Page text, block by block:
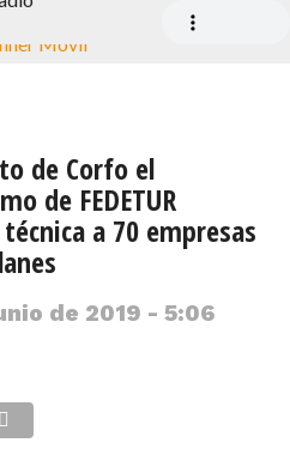
de Corfo el
de FEDETUR
a 70 empresas
de 2019 - 5:06